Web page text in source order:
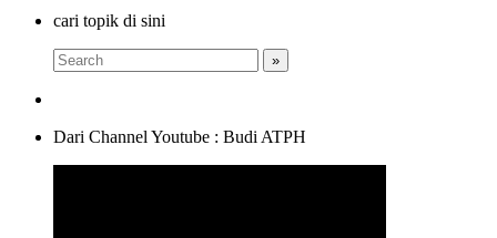
cari topik di sini
Dari Channel Youtube : Budi ATPH